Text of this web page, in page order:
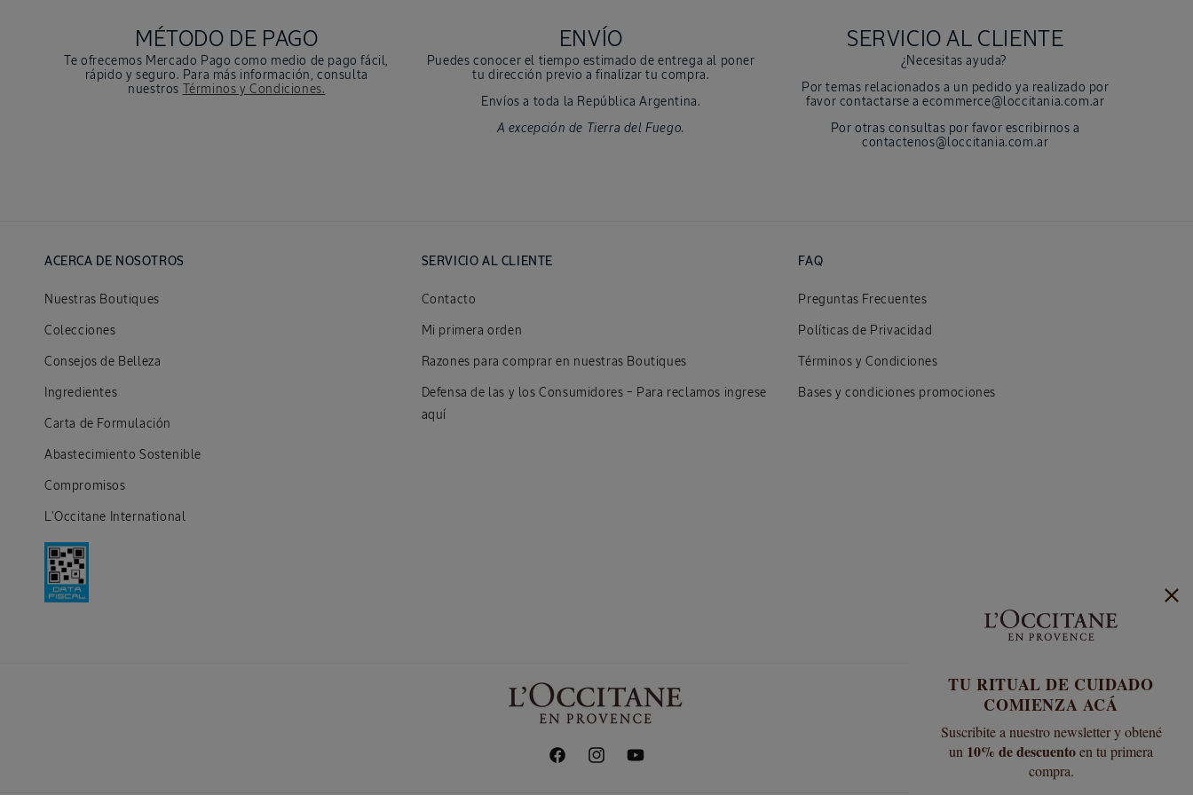
MÉTODO DE PAGO
Te ofrecemos Mercado Pago como medio de pago fácil,
rápido y seguro. Para más información, consulta
nuestros
Términos y Condiciones.
ENVÍO
Puedes conocer el tiempo estimado de entrega al poner
tu dirección previo a finalizar tu compra.
Envíos a toda la República Argentina.
A excepción de Tierra del Fuego.
SERVICIO AL CLIENTE
¿Necesitas ayuda?
Por temas relacionados a un pedido ya realizado por
favor contactarse a ecommerce@loccitania.com.ar
Por otras consultas por favor escribirnos a
contactenos@loccitania.com.ar
ACERCA DE NOSOTROS
Nuestras Boutiques
Colecciones
Consejos de Belleza
Ingredientes
Carta de Formulación
Abastecimiento Sostenible
Compromisos
L'Occitane International
SERVICIO AL CLIENTE
Contacto
Mi primera orden
Razones para comprar en nuestras Boutiques
Defensa de las y los Consumidores – Para reclamos ingrese
aquí
FAQ
Preguntas Frecuentes
Políticas de Privacidad
Términos y Condiciones
Bases y condiciones promociones
FacebookInstagramYouTube
TU RITUAL DE CUIDADO
COMIENZA ACÁ
Suscribite a nuestro newsletter y obtené
un 10% de descuentoen tu primera
compra.